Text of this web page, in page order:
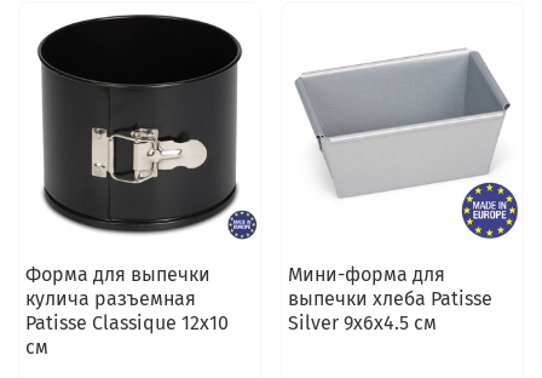
Форма для выпечки
кулича разъемная
Patisse Classique 12х10
см
Мини-форма для
выпечки хлеба Patisse
Silver 9х6х4.5 см